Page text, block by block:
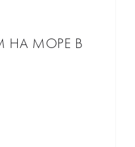
НА МОРЕ В